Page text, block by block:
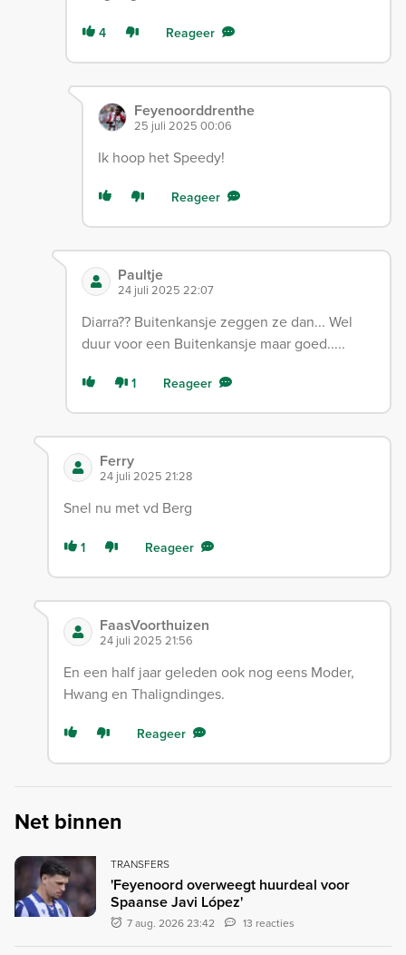
4 Reageer
Feyenoorddrenthe
25 juli 2025 00:06
Ik hoop het Speedy!
Reageer
Paultje
24 juli 2025 22:07
Diarra?? Buitenkansje zeggen ze dan... Wel
duur voor een Buitenkansje maar goed.....
1 Reageer
Ferry
24 juli 2025 21:28
Snel nu met vd Berg
1 Reageer
FaasVoorthuizen
24 juli 2025 21:56
En een half jaar geleden ook nog eens Moder,
Hwang en Thaligndinges.
Reageer
Net binnen
TRANSFERS
'Feyenoord overweegt huurdeal voor
Spaanse Javi López'
7 aug. 2026 23:42 13 reacties